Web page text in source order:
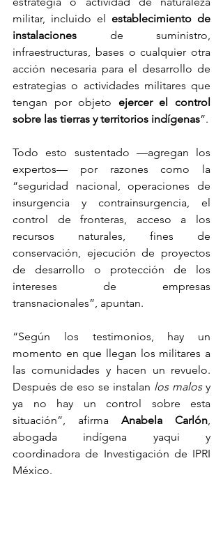
militar, incluido el establecimiento de
instalaciones de suministro,
infraestructuras, bases o cualquier otra
acción necesaria para el desarrollo de
estrategias o actividades militares que
tengan por objeto ejercer el control
sobre las tierras y territorios indígenas”.
Todo esto sustentado —agregan los
expertos— por razones como la
“seguridad nacional, operaciones de
insurgencia y contrainsurgencia, el
control de fronteras, acceso a los
recursos naturales, fines de
conservación, ejecución de proyectos
de desarrollo o protección de los
intereses de empresas
transnacionales”, apuntan.
“Según los testimonios, hay un
momento en que llegan los militares a
las comunidades y hacen un revuelo.
Después de eso se instalan los malos y
ya no hay un control sobre esta
situación”, afirma Anabela Carlón,
abogada indígena yaqui y
coordinadora de Investigación de IPRI
México.